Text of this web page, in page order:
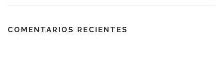
COMENTARIOS RECIENTES